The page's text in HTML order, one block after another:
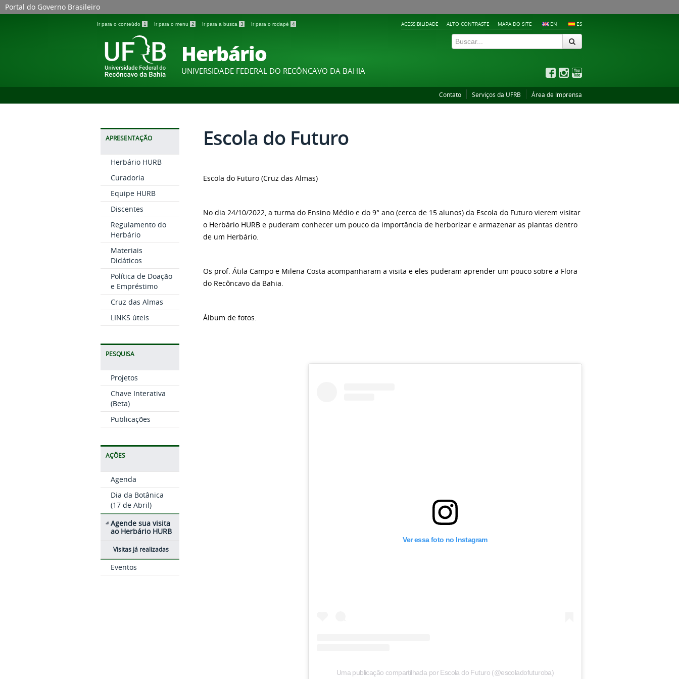
Portal do Governo Brasileiro
Ir para o conteúdo 1 Ir para o menu 2 Ir para a busca 3 Ir para o rodapé 4 EN ES
ACESSIBILIDADE ALTO CONTRASTE MAPA DO SITE
Herbário
UNIVERSIDADE FEDERAL DO RECÔNCAVO DA BAHIA
Contato Serviços da UFRB Área de Imprensa
APRESENTAÇÃO
Herbário HURB
Curadoria
Equipe HURB
Discentes
Regulamento do
Herbário
Materiais
Didáticos
Política de Doação
e Empréstimo
Cruz das Almas
LINKS úteis
PESQUISA
Projetos
Chave Interativa
(Beta)
Publicações
AÇÕES
Agenda
Dia da Botânica
(17 de Abril)
Agende sua visita
ao Herbário HURB
Visitas já realizadas
Eventos
Escola do Futuro
Escola do Futuro (Cruz das Almas)
No dia 24/10/2022, a turma do Ensino Médio e do 9° ano (cerca de 15 alunos) da Escola do Futuro vierem visitar
o Herbário HURB e puderam conhecer um pouco da importância de herborizar e armazenar as plantas dentro
de um Herbário.
Os prof. Átila Campo e Milena Costa acompanharam a visita e eles puderam aprender um pouco sobre a Flora
do Recôncavo da Bahia.
Álbum de fotos.
Ver essa foto no Instagram
Uma publicação compartilhada por Escola do Futuro (@escoladofuturoba)